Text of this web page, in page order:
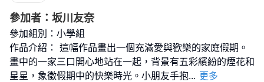
參加者：坂川友奈
參加組別：小學組
作品介紹： 這幅作品畫出一個充滿愛與歡樂的家庭假期。
畫中的一家三口開心地站在一起，背景有五彩繽紛的煙花和
星星，象徵假期中的快樂時光。小朋友手抱... 更多